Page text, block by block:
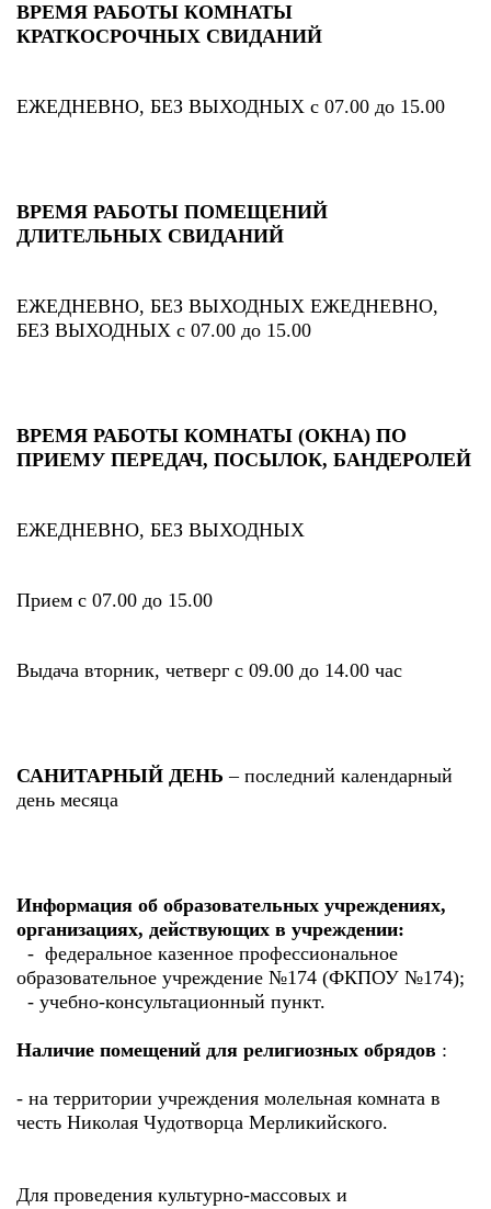
ВРЕМЯ РАБОТЫ КОМНАТЫ
КРАТКОСРОЧНЫХ СВИДАНИЙ
ЕЖЕДНЕВНО, БЕЗ ВЫХОДНЫХ с 07.00 до 15.00
ВРЕМЯ РАБОТЫ ПОМЕЩЕНИЙ
ДЛИТЕЛЬНЫХ СВИДАНИЙ
ЕЖЕДНЕВНО, БЕЗ ВЫХОДНЫХ ЕЖЕДНЕВНО,
БЕЗ ВЫХОДНЫХ с 07.00 до 15.00
ВРЕМЯ РАБОТЫ КОМНАТЫ (ОКНА) ПО
ПРИЕМУ ПЕРЕДАЧ, ПОСЫЛОК, БАНДЕРОЛЕЙ
ЕЖЕДНЕВНО, БЕЗ ВЫХОДНЫХ
Прием с 07.00 до 15.00
Выдача вторник, четверг с 09.00 до 14.00 час
САНИТАРНЫЙ ДЕНЬ – последний календарный
день месяца
Информация об образовательных учреждениях,
организациях, действующих в учреждении:
- федеральное казенное профессиональное
образовательное учреждение №174 (ФКПОУ №174);
- учебно-консультационный пункт.
Наличие помещений для религиозных обрядов :
- на территории учреждения молельная комната в
честь Николая Чудотворца Мерликийского.
Для проведения культурно-массовых и